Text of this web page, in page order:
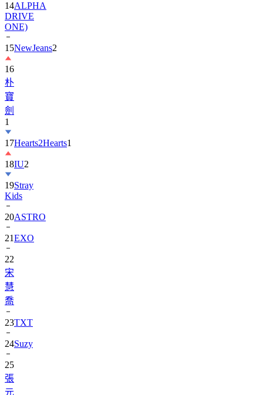
14ALPHA
DRIVE
ONE)
15NewJeans2
16
朴
寶
劍
1
17Hearts2Hearts1
18IU2
19Stray
Kids
20ASTRO
21EXO
22
宋
慧
喬
23TXT
24Suzy
25
張
元